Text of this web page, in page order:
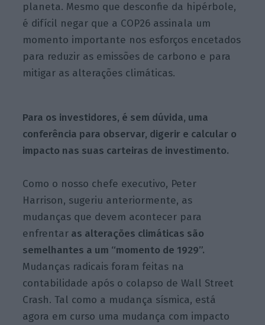
planeta. Mesmo que desconfie da hipérbole,
é difícil negar que a COP26 assinala um
momento importante nos esforços encetados
para reduzir as emissões de carbono e para
mitigar as alterações climáticas.
Para os investidores, é sem dúvida, uma
conferência para observar, digerir e calcular o
impacto nas suas carteiras de investimento.
Como o nosso chefe executivo, Peter
Harrison, sugeriu anteriormente, as
mudanças que devem acontecer para
enfrentar as alterações climáticas são
semelhantes a um “momento de 1929”.
Mudanças radicais foram feitas na
contabilidade após o colapso de Wall Street
Crash. Tal como a mudança sísmica, está
agora em curso uma mudança com impacto